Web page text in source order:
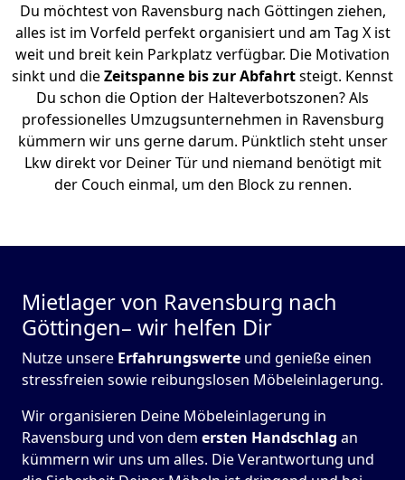
Du möchtest von Ravensburg nach Göttingen ziehen,
alles ist im Vorfeld perfekt organisiert und am Tag X ist
weit und breit kein Parkplatz verfügbar. Die Motivation
sinkt und dieZeitspanne bis zur Abfahrtsteigt. Kennst
Du schon die Option der Halteverbotszonen? Als
professionelles Umzugsunternehmen in Ravensburg
kümmern wir uns gerne darum. Pünktlich steht unser
Lkw direkt vor Deiner Tür und niemand benötigt mit
der Couch einmal, um den Block zu rennen.
Mietlager von Ravensburg nach
Göttingen– wir helfen Dir
Nutze unsere Erfahrungswerte und genieße einen
stressfreien sowie reibungslosen Möbeleinlagerung.
Wir organisieren Deine Möbeleinlagerung in
Ravensburg und von dem ersten Handschlag an
kümmern wir uns um alles. Die Verantwortung und